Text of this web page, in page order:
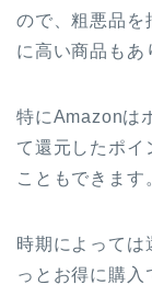
ので、粗悪品を
に高い商品もあ
特にAmazonは
て還元したポイ
こともできます
時期によっては
っとお得に購入